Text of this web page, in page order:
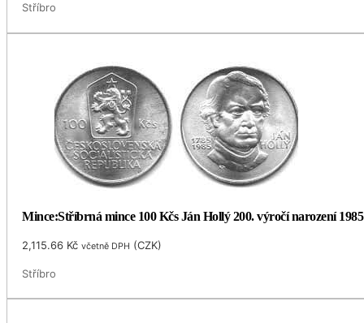
Stříbro
Mince:Stříbrná mince 100 Kčs Ján Hollý 200. výročí narození 1985
2,115.66 Kč včetně DPH (CZK)
Stříbro